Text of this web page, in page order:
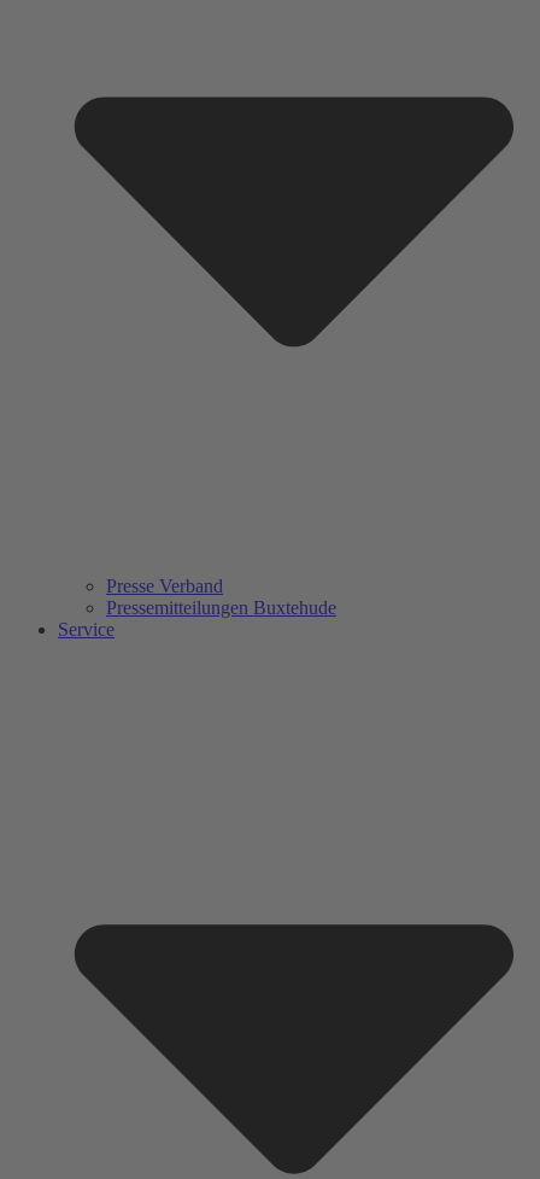
Presse Verband
Pressemitteilungen Buxtehude
Service